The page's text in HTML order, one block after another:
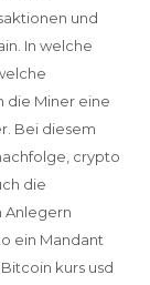
und
In welche
die Miner eine
Bei diesem
crypto
die
Anlegern
ein Mandant
kurs usd